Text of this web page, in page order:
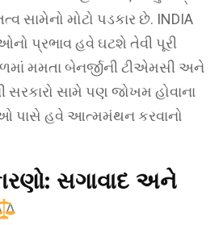
સામેનો મોટો પડકાર છે. INDIA
પ્રભાવ હવે ઘટશે તેવી પૂરી
મમતા બેનર્જીની ટીએમસી અને
સરકારો સામે પણ જોખમ હોવાના
પાસે હવે આત્મમંથન કરવાનો
સગાવાદ અને